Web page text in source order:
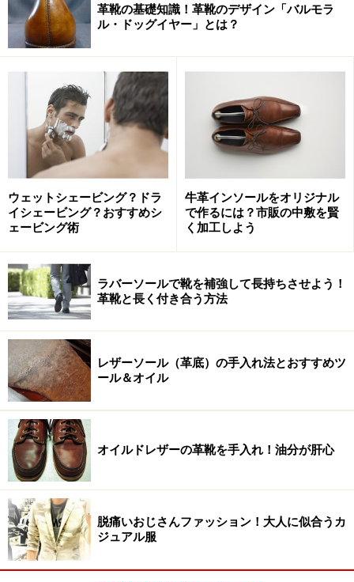
「可愛くてサイズが合うものを作れたら一
番いいなって」（木下）
――ぽっちゃり体型の着こなしでこだわっていることは？
体型をさり気なくカバーするシルエットが絶妙
「やっぱり体型、体のラインが出えへんように。タイト
なラインというか、体のラインが出るまんまでは着んと
こう、と思ってますね。たとえば、ベストを重ね着した
りとか、カーディガンを肩掛けしたりするだけで細身に
見えたりしますし。ブランド名もブッカブカという意味
を込めて、ブッカという名前をつけました。ダボッと大
きめに着てもらいたい、という想いはありますね。ハッ
ト、バンダナ、メガネなんかの小物も、ポイントになる
ので、いつもつけてます」
革靴の基礎知識！革靴のデザイン「バルモラ
ル・ドッグイヤー」とは？
ウェットシェービング？ドラ
イシェービング？おすすめシ
ェービング術
牛革インソールをオリジナル
で作るには？市販の中敷を賢
く加工しよう
ラバーソールで靴を補強して長持ちさせよう！
革靴と長く付き合う方法
レザーソール（革底）の手入れ法とおすすめツ
ール＆オイル
オイルドレザーの革靴を手入れ！油分が肝心
脱痛いおじさんファッション！大人に似合うカ
ジュアル服